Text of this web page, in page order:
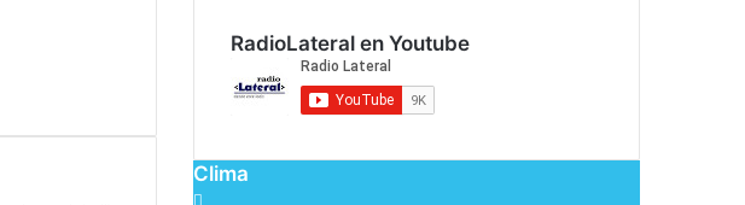
RadioLateral en Youtube
Clima